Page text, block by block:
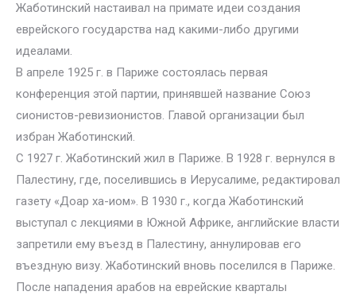
Жаботинский настаивал на примате идеи создания
еврейского государства над какими-либо другими
идеалами.
В апреле 1925 г. в Париже состоялась первая
конференция этой партии, принявшей название Союз
сионистов-ревизионистов. Главой организации был
избран Жаботинский.
С 1927 г. Жаботинский жил в Париже. В 1928 г. вернулся в
Палестину, где, поселившись в Иерусалиме, редактировал
газету «Доар ха-иом». В 1930 г., когда Жаботинский
выступал с лекциями в Южной Африке, английские власти
запретили ему въезд в Палестину, аннулировав его
въездную визу. Жаботинский вновь поселился в Париже.
После нападения арабов на еврейские кварталы